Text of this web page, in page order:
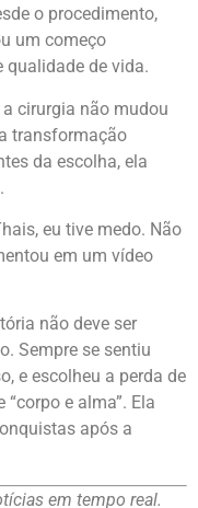
o procedimento,
um começo
qualidade de vida.
cirurgia não mudou
transformação
da escolha, ela
eu tive medo. Não
em um vídeo
não deve ser
Sempre se sentiu
e escolheu a perda de
e alma”. Ela
após a
em tempo real.